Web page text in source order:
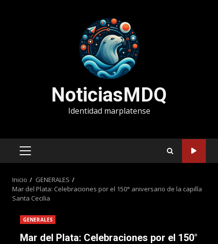
NoticiasMDQ
Identidad marplatense
MENÚ
Inicio
GENERALES
Mar del Plata: Celebraciones por el 150° aniversario de la capilla
Santa Cecilia
GENERALES
Mar del Plata: Celebraciones por el 150°